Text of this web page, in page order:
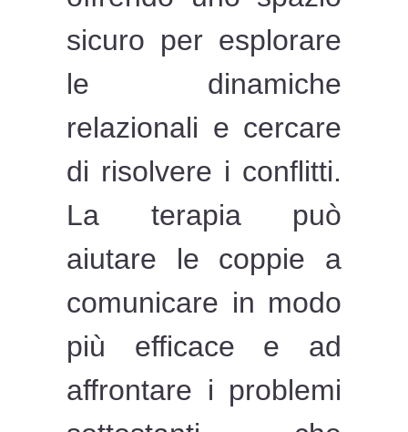
sicuro per esplorare
le dinamiche
relazionali e cercare
di risolvere i conflitti.
La terapia può
aiutare le coppie a
comunicare in modo
più efficace e ad
affrontare i problemi